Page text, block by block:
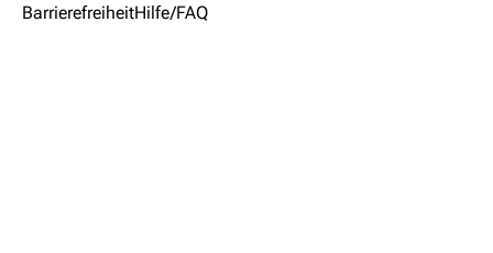
BarrierefreiheitHilfe/FAQ